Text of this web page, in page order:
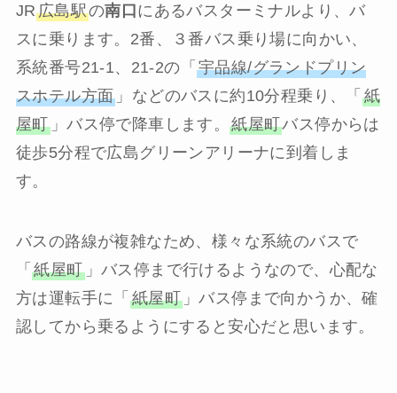
JR広島駅の南口にあるバスターミナルより、バ
スに乗ります。2番、３番バス乗り場に向かい、
系統番号21-1、21-2の「 宇品線/グランドプリン
スホテル方面 」などのバスに約10分程乗り、「 紙
屋町」バス停で降車します。紙屋町バス停からは
徒歩5分程で広島グリーンアリーナに到着しま
す。
バスの路線が複雑なため、様々な系統のバスで
「紙屋町」バス停まで行けるようなので、心配な
方は運転手に「 紙屋町」バス停まで向かうか、確
認してから乗るようにすると安心だと思います。